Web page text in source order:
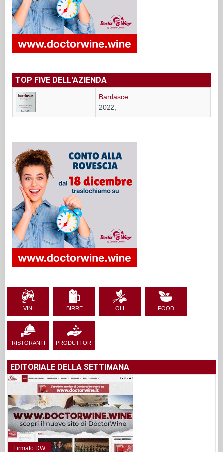
TOP FIVE DELL'AZIENDA
Bardasce
2022,
VINI BIRRE OLI FOOD
RISTORANTI PRODUTTORI
EDITORIALE DELLA SETTIMANA
Firmato DW